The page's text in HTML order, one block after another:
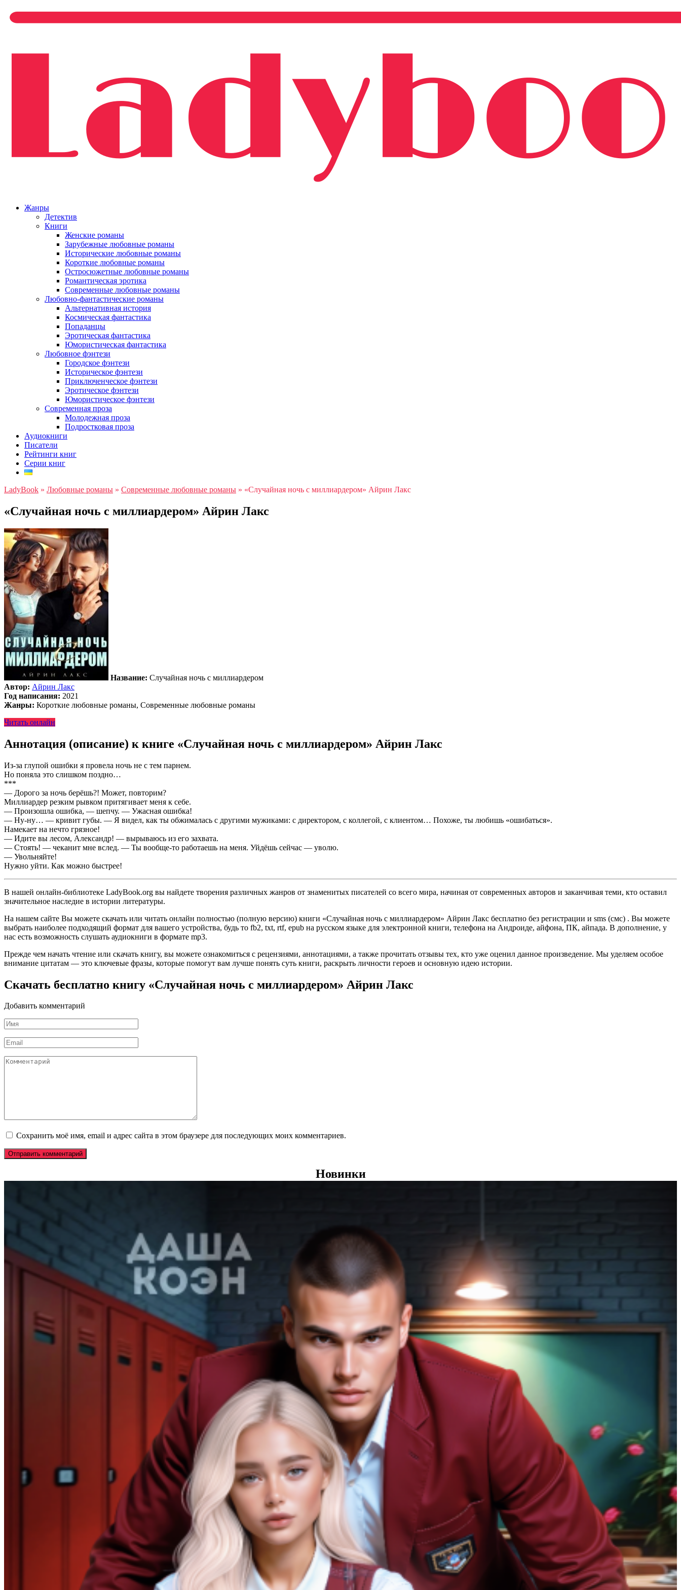
Жанры
Детектив
Книги
Женские романы
Зарубежные любовные романы
Исторические любовные романы
Короткие любовные романы
Остросюжетные любовные романы
Романтическая эротика
Современные любовные романы
Любовно-фантастические романы
Альтернативная история
Космическая фантастика
Попаданцы
Эротическая фантастика
Юмористическая фантастика
Любовное фэнтези
Городское фэнтези
Историческое фэнтези
Приключенческое фэнтези
Эротическое фэнтези
Юмористическое фэнтези
Современная проза
Молодежная проза
Подростковая проза
Аудиокниги
Писатели
Рейтинги книг
Серии книг
LadyBook » Любовные романы » Современные любовные романы » «Случайная ночь с миллиардером» Айрин Лакс
«Случайная ночь с миллиардером» Айрин Лакс
Название: Случайная ночь с миллиардером
Автор: Айрин Лакс
Год написания: 2021
Жанры: Короткие любовные романы, Современные любовные романы
Читать онлайн
Аннотация (описание) к книге «Случайная ночь с миллиардером» Айрин Лакс
Из-за глупой ошибки я провела ночь не с тем парнем.
Но поняла это слишком поздно…
***
— Дорого за ночь берёшь?! Может, повторим?
Миллиардер резким рывком притягивает меня к себе.
— Произошла ошибка, — шепчу. — Ужасная ошибка!
— Ну-ну… — кривит губы. — Я видел, как ты обжималась с другими мужиками: с директором, с коллегой, с клиентом… Похоже, ты любишь «ошибаться».
Намекает на нечто грязное!
— Идите вы лесом, Александр! — вырываюсь из его захвата.
— Стоять! — чеканит мне вслед. — Ты вообще-то работаешь на меня. Уйдёшь сейчас — уволю.
— Увольняйте!
Нужно уйти. Как можно быстрее!
В нашей онлайн-библиотеке LadyBook.org вы найдете творения различных жанров от знаменитых писателей со всего мира, начиная от современных авторов и заканчивая теми, кто оставил
значительное наследие в истории литературы.
На нашем сайте Вы можете скачать или читать онлайн полностью (полную версию) книги «Случайная ночь с миллиардером» Айрин Лакс бесплатно без регистрации и sms (смс) . Вы можете
выбрать наиболее подходящий формат для вашего устройства, будь то fb2, txt, rtf, epub на русском языке для электронной книги, телефона на Андроиде, айфона, ПК, айпада. В дополнение, у
нас есть возможность слушать аудиокниги в формате mp3.
Прежде чем начать чтение или скачать книгу, вы можете ознакомиться с рецензиями, аннотациями, а также прочитать отзывы тех, кто уже оценил данное произведение. Мы уделяем особое
внимание цитатам — это ключевые фразы, которые помогут вам лучше понять суть книги, раскрыть личности героев и основную идею истории.
Скачать бесплатно книгу «Случайная ночь с миллиардером» Айрин Лакс
Добавить комментарий
Имя
*
Email
*
Комментарий
Сохранить моё имя, email и адрес сайта в этом браузере для последующих моих комментариев.
Новинки